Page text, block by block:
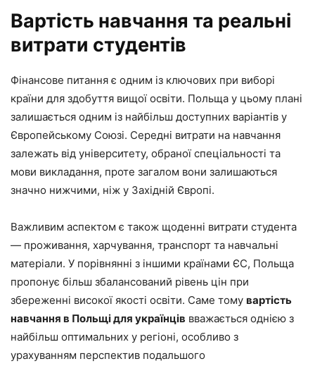
Вартість навчання та реальні
витрати студентів
Фінансове питання є одним із ключових при виборі
країни для здобуття вищої освіти. Польща у цьому плані
залишається одним із найбільш доступних варіантів у
Європейському Союзі. Середні витрати на навчання
залежать від університету, обраної спеціальності та
мови викладання, проте загалом вони залишаються
значно нижчими, ніж у Західній Європі.
Важливим аспектом є також щоденні витрати студента
— проживання, харчування, транспорт та навчальні
матеріали. У порівнянні з іншими країнами ЄС, Польща
пропонує більш збалансований рівень цін при
збереженні високої якості освіти. Саме тому вартість
навчання в Польщі для українців вважається однією з
найбільш оптимальних у регіоні, особливо з
урахуванням перспектив подальшого